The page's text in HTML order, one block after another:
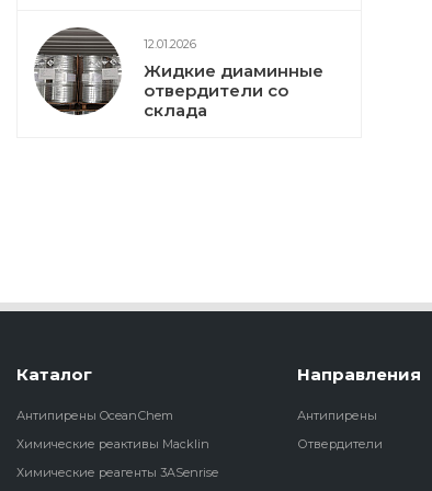
12.01.2026
Жидкие диаминные
отвердители со
склада
Каталог
Антипирены OceanСhem
Химические реактивы Macklin
Химические реагенты 3ASenrise
Направления
Антипирены
Отвердители